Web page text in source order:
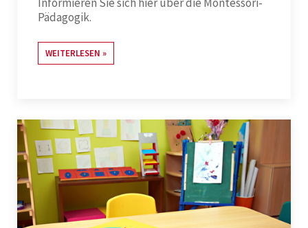
Pädagogik.
WEITERLESEN